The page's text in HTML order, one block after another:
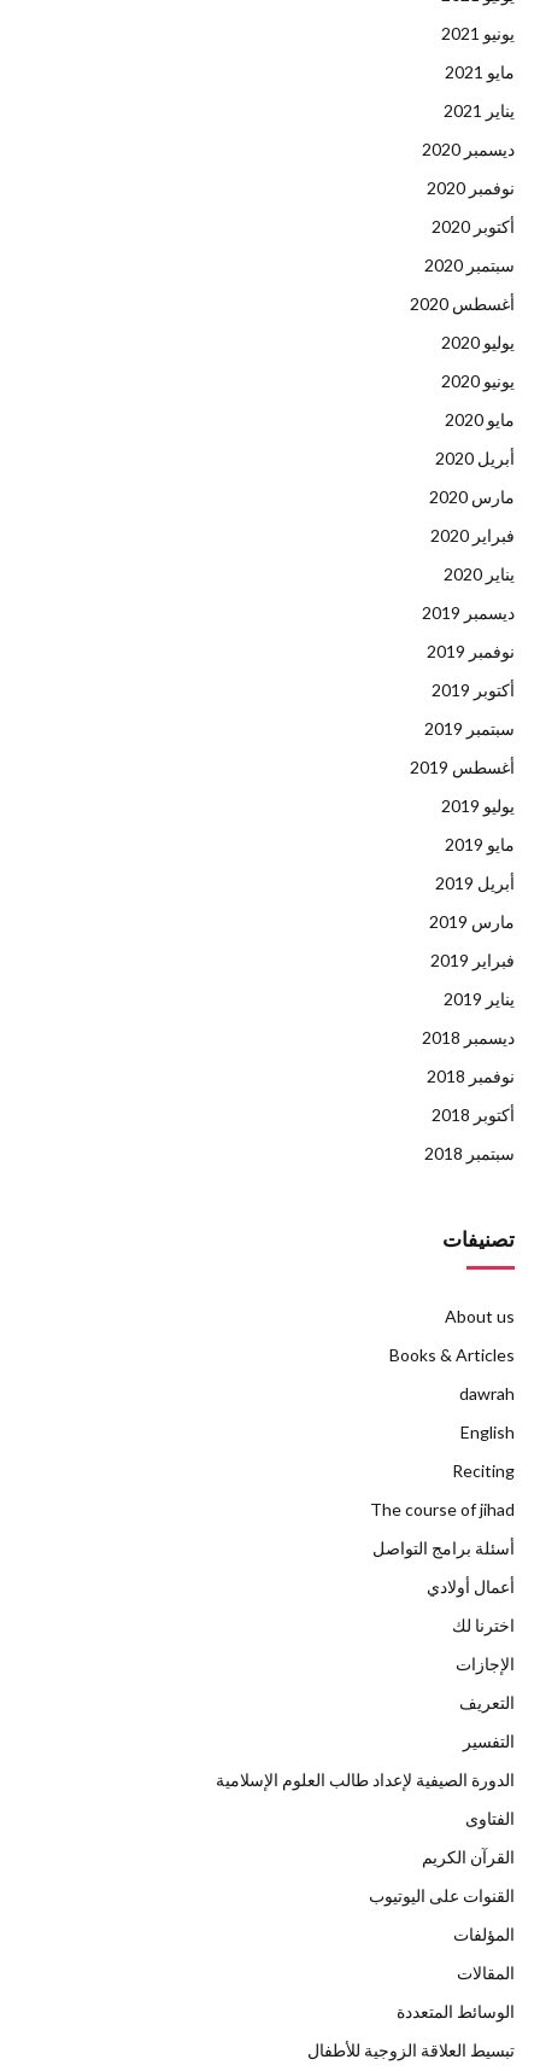
يونيو 2021
مايو 2021
يناير 2021
ديسمبر 2020
نوفمبر 2020
أكتوبر 2020
سبتمبر 2020
أغسطس 2020
يوليو 2020
يونيو 2020
مايو 2020
أبريل 2020
مارس 2020
فبراير 2020
يناير 2020
ديسمبر 2019
نوفمبر 2019
أكتوبر 2019
سبتمبر 2019
أغسطس 2019
يوليو 2019
مايو 2019
أبريل 2019
مارس 2019
فبراير 2019
يناير 2019
ديسمبر 2018
نوفمبر 2018
أكتوبر 2018
سبتمبر 2018
تصنيفات
About us
Books & Articles
dawrah
English
Reciting
The course of jihad
أسئلة برامج التواصل
أعمال أولادي
اخترنا لك
الإجازات
التعريف
التفسير
الدورة الصيفية لإعداد طالب العلوم الإسلامية
الفتاوى
القرآن الكريم
القنوات على اليوتيوب
المؤلفات
المقالات
الوسائط المتعددة
تبسيط العلاقة الزوجية للأطفال